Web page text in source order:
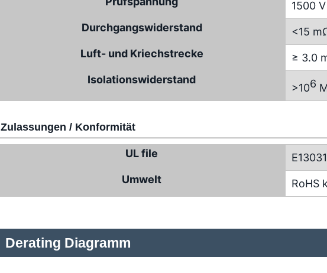
1500 V
Durchgangswiderstand
<15
Luft- und Kriechstrecke
≥ 3.0
Isolationswiderstand
>106
Zulassungen / Konformität
UL file
Umwelt
RoHS
Derating Diagramm